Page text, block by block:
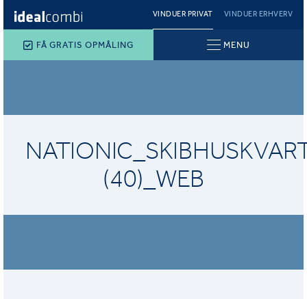
VINDUER PRIVAT VINDUER ERHVERV
FÅ GRATIS OPMÅLING MENU
(40)_WEB